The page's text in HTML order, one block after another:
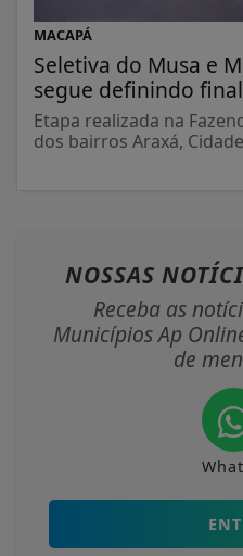
MACAPÁ
Seletiva do Musa e
segue definindo
Etapa realizada na
dos bairros Araxá,
NOSSAS
Receba as
Municípios Ap
de